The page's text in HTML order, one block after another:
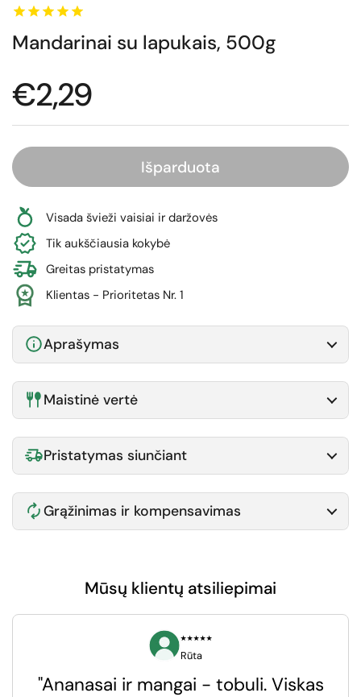
Mandarinai su lapukais, 500g
Normali kaina
€2,29
Išparduota
Visada švieži vaisiai ir daržovės
Tik aukščiausia kokybė
Greitas pristatymas
Klientas - Prioritetas Nr. 1
Aprašymas
Maistinė vertė
Pristatymas siunčiant
Grąžinimas ir kompensavimas
Mūsų klientų atsiliepimai
⭑⭑⭑⭑⭑
Rūta
"Ananasai ir mangai - tobuli. Viskas